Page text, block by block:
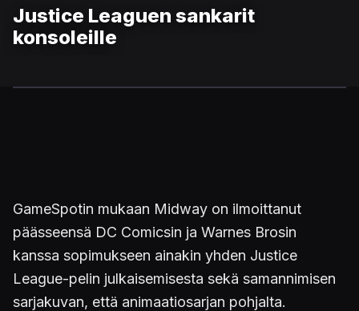
Justice Leaguen sankarit
konsoleille
GameSpotin mukaan Midway on ilmoittanut
päässeensä DC Comicsin ja Warnes Brosin
kanssa sopimukseen ainakin yhden Justice
League-pelin julkaisemisesta sekä samannimisen
sarjakuvan, että animaatiosarjan pohjalta.